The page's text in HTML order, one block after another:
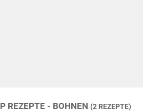
REZEPTE - BOHNEN (2 REZEPTE)